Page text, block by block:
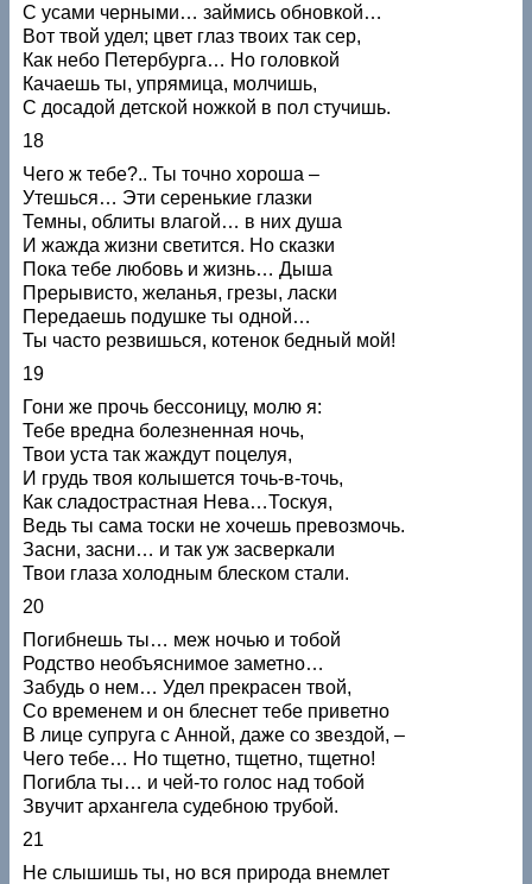
С усами черными… займись обновкой…
Вот твой удел; цвет глаз твоих так сер,
Как небо Петербурга… Но головкой
Качаешь ты, упрямица, молчишь,
С досадой детской ножкой в пол стучишь.
18
Чего ж тебе?.. Ты точно хороша –
Утешься… Эти серенькие глазки
Темны, облиты влагой… в них душа
И жажда жизни светится. Но сказки
Пока тебе любовь и жизнь… Дыша
Прерывисто, желанья, грезы, ласки
Передаешь подушке ты одной…
Ты часто резвишься, котенок бедный мой!
19
Гони же прочь бессоницу, молю я:
Тебе вредна болезненная ночь,
Твои уста так жаждут поцелуя,
И грудь твоя колышется точь-в-точь,
Как сладострастная Нева…Тоскуя,
Ведь ты сама тоски не хочешь превозмочь.
Засни, засни… и так уж засверкали
Твои глаза холодным блеском стали.
20
Погибнешь ты… меж ночью и тобой
Родство необъяснимое заметно…
Забудь о нем… Удел прекрасен твой,
Со временем и он блеснет тебе приветно
В лице супруга с Анной, даже со звездой, –
Чего тебе… Но тщетно, тщетно, тщетно!
Погибла ты… и чей-то голос над тобой
Звучит архангела судебною трубой.
21
Не слышишь ты, но вся природа внемлет